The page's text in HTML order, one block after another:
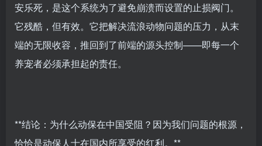
安乐死，是这个系统为了避免崩溃而设置的止损阀门。
它残酷，但有效。它把解决流浪动物问题的压力，从末
端的无限收容，推回到了前端的源头控制——即每一个
养宠者必须承担起的责任。
**结论：为什么动保在中国受阻？因为我们问题的根源，
恰恰是动保人士在国内所享受的红利。**